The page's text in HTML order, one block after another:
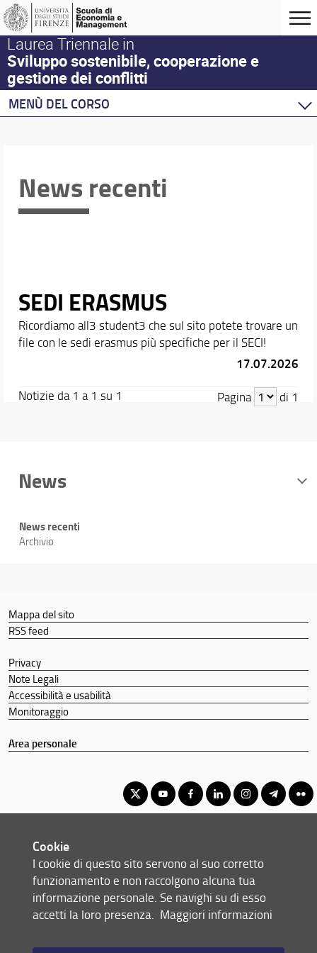
Laurea Triennale in
Sviluppo sostenibile, cooperazione e
gestione dei conflitti
MENÙ DEL CORSO
Docenti
Assicurazione della Qualità
News recenti
SEDI ERASMUS
Ricordiamo all3 student3 che sul sito potete trovare un
file con le sedi erasmus più specifiche per il SECI!
17.07.2026
Notizie da 1 a 1 su 1 Pagina di 1
News
News recenti
Archivio
Mappa del sito
RSS feed
Privacy
Note Legali
Accessibilità e usabilità
Monitoraggio
Area personale
© Copyright 2012-2026 Università degli Studi di Firenze UNIFI
P.IVA/Cod.Fis 01279680480
Via delle Pandette, 32 - 50127 Firenze (FI)
Cookie
I cookie di questo sito servono al suo corretto
funzionamento e non raccolgono alcuna tua
informazione personale. Se navighi su di esso
accetti la loro presenza. Maggiori informazioni